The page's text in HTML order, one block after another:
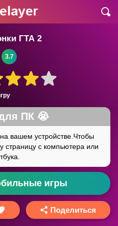
ГТА 2
3.7
игры
Поделиться